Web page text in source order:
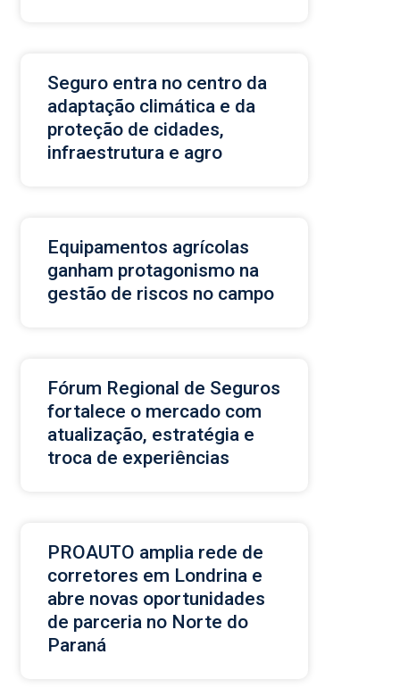
Seguro entra no centro da
adaptação climática e da
proteção de cidades,
infraestrutura e agro
Equipamentos agrícolas
ganham protagonismo na
gestão de riscos no campo
Fórum Regional de Seguros
fortalece o mercado com
atualização, estratégia e
troca de experiências
PROAUTO amplia rede de
corretores em Londrina e
abre novas oportunidades
de parceria no Norte do
Paraná